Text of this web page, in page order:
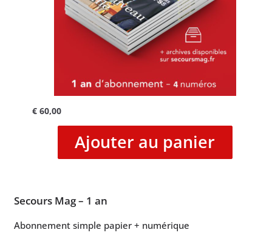
€60,00
Ajouter au panier
Secours Mag – 1 an
Abonnement simple papier + numérique